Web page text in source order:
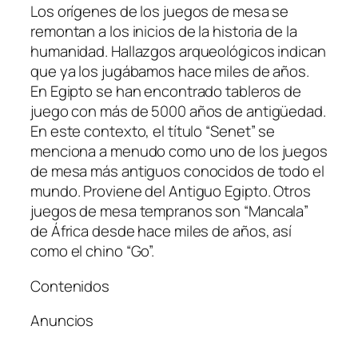
Los orígenes de los juegos de mesa se
remontan a los inicios de la historia de la
humanidad. Hallazgos arqueológicos indican
que ya los jugábamos hace miles de años.
En Egipto se han encontrado tableros de
juego con más de 5000 años de antigüedad.
En este contexto, el título “Senet” se
menciona a menudo como uno de los juegos
de mesa más antiguos conocidos de todo el
mundo. Proviene del Antiguo Egipto. Otros
juegos de mesa tempranos son “Mancala”
de África desde hace miles de años, así
como el chino “Go”.
Contenidos
Anuncios